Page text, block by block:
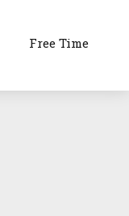
Free Time